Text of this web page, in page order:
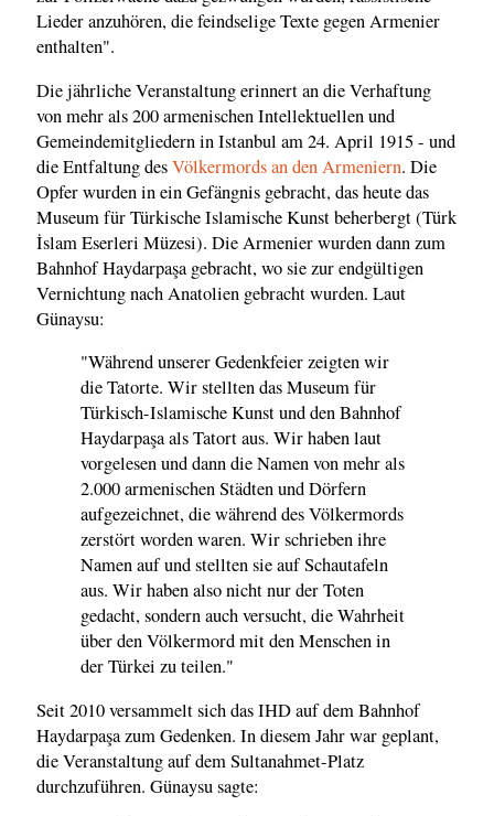
Lieder anzuhören, die feindselige Texte gegen Armenier
enthalten".
Die jährliche Veranstaltung erinnert an die Verhaftung
von mehr als 200 armenischen Intellektuellen und
Gemeindemitgliedern in Istanbul am 24. April 1915 - und
die Entfaltung desVölkermords an den Armeniern. Die
Opfer wurden in ein Gefängnis gebracht, das heute das
Museum für Türkische Islamische Kunst beherbergt (Türk
İslam Eserleri Müzesi). Die Armenier wurden dann zum
Bahnhof Haydarpaşa gebracht, wo sie zur endgültigen
Vernichtung nach Anatolien gebracht wurden. Laut
Günaysu:
"Während unserer Gedenkfeier zeigten wir
die Tatorte. Wir stellten das Museum für
Türkisch-Islamische Kunst und den Bahnhof
Haydarpaşa als Tatort aus. Wir haben laut
vorgelesen und dann die Namen von mehr als
2.000 armenischen Städten und Dörfern
aufgezeichnet, die während des Völkermords
zerstört worden waren. Wir schrieben ihre
Namen auf und stellten sie auf Schautafeln
aus. Wir haben also nicht nur der Toten
gedacht, sondern auch versucht, die Wahrheit
über den Völkermord mit den Menschen in
der Türkei zu teilen."
Seit 2010 versammelt sich das IHD auf dem Bahnhof
Haydarpaşa zum Gedenken. In diesem Jahr war geplant,
die Veranstaltung auf dem Sultanahmet-Platz
durchzuführen. Günaysu sagte: